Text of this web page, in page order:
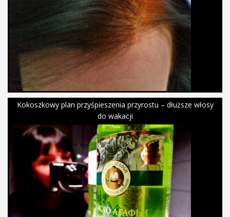
Kokoszkowy plan przyśpieszenia przyrostu – dłuższe włosy
do wakacji